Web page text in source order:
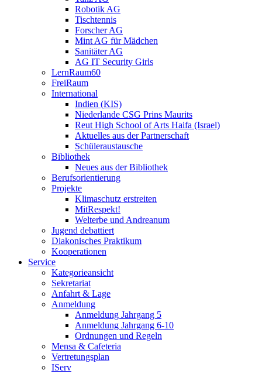
Robotik AG
Tischtennis
Forscher AG
Mint AG für Mädchen
Sanitäter AG
AG IT Security Girls
LernRaum60
FreiRaum
International
Indien (KIS)
Niederlande CSG Prins Maurits
Reut High School of Arts Haifa (Israel)
Aktuelles aus der Partnerschaft
Schüleraustausche
Bibliothek
Neues aus der Bibliothek
Berufsorientierung
Projekte
Klimaschutz erstreiten
MitRespekt!
Welterbe und Andreanum
Jugend debattiert
Diakonisches Praktikum
Kooperationen
Service
Kategorieansicht
Sekretariat
Anfahrt & Lage
Anmeldung
Anmeldung Jahrgang 5
Anmeldung Jahrgang 6-10
Ordnungen und Regeln
Mensa & Cafeteria
Vertretungsplan
IServ